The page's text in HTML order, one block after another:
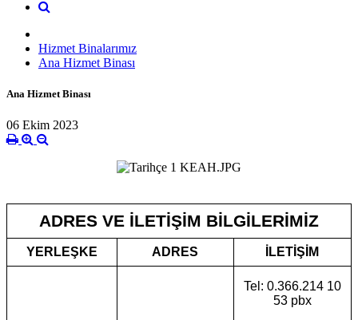
Hizmet Binalarımız
Ana Hizmet Binası
Ana Hizmet Binası
06 Ekim 2023
ADRES VE İLETİŞİM BİLGİLERİMİZ
YERLEŞKE ADRES İLETİŞİM
Tel: 0.366.214 10
53 pbx